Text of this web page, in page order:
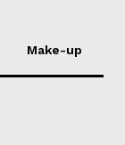
Make-up